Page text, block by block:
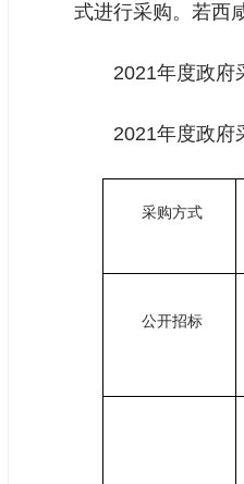
式进行采购。若西
2021年度政府
2021年度政府
采购方式
公开招标